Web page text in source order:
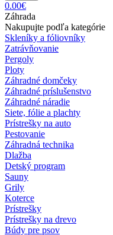
0.00€
Záhrada
Nakupujte podľa kategórie
Skleníky a fóliovníky
Zatrávňovanie
Pergoly
Ploty
Záhradné domčeky
Záhradné príslušenstvo
Záhradné náradie
Siete, fólie a plachty
Prístrešky na auto
Pestovanie
Záhradná technika
Dlažba
Detský program
Sauny
Grily
Koterce
Prístrešky
Prístrešky na drevo
Búdy pre psov